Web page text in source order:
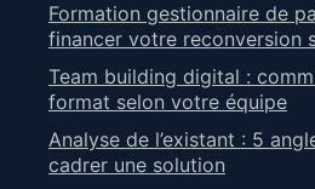
Formation gestionnaire de
financer votre reconversion
Team building digital :
format selon votre équipe
Analyse de l’existant : 5
cadrer une solution